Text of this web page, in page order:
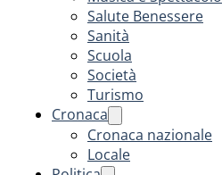
Salute Benessere
Sanità
Scuola
Società
Turismo
Cronaca
Cronaca nazionale
Locale